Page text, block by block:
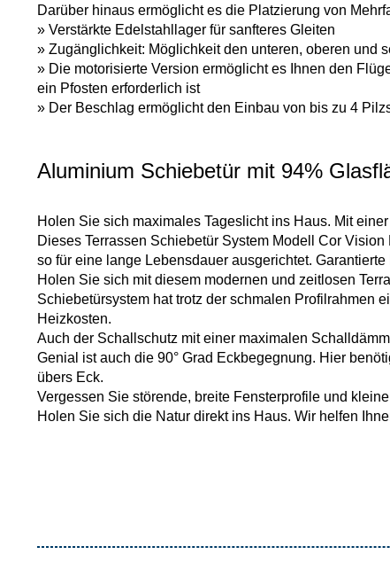
Darüber hinaus ermöglicht es die Platzierung von
» Verstärkte Edelstahllager für sanfteres Gleiten
» Zugänglichkeit: Möglichkeit den unteren, oberen und
» Die motorisierte Version ermöglicht es Ihnen den
ein Pfosten erforderlich ist
» Der Beschlag ermöglicht den Einbau von bis zu 4
Aluminium Schiebetür mit 94%
Holen Sie sich maximales Tageslicht ins Haus. Mit
Dieses Terrassen Schiebetür System Modell Cor
so für eine lange Lebensdauer ausgerichtet.
Holen Sie sich mit diesem modernen und zeitlosen
Schiebetürsystem hat trotz der schmalen Profilrahmen
Heizkosten.
Auch der Schallschutz mit einer maximalen
Genial ist auch die 90° Grad Eckbegegnung. Hier
übers Eck.
Vergessen Sie störende, breite Fensterprofile und
Holen Sie sich die Natur direkt ins Haus. Wir helfen